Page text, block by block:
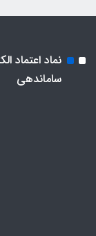
نماد اعتماد
ساماندهی